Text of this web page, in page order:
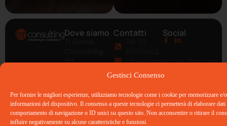
Gestisci Consenso
Per fornire le migliori esperienze, utilizziamo tecnologie come i cookie per memorizzare e/o
informazioni del dispositivo. Il consenso a queste tecnologie ci permetterà di elaborare
comportamento di navigazione o ID unici su questo sito. Non acconsentire o ritirare il
influire negativamente su alcune caratteristiche e funzioni.
Dove siamo
Srl
Guido Capelli,
Milano
Contatti
info@tiemmeconsulting.com
Social